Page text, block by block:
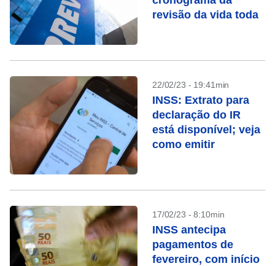
revisão da vida toda
22/02/23 - 19:41min
INSS: Extrato para
declaração do IR
está disponível; veja
como emitir
17/02/23 - 8:10min
INSS antecipa
pagamentos de
fevereiro, com início